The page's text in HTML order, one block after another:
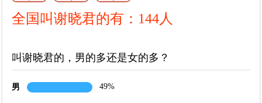
全国叫谢晓君的有： 144人
叫谢晓君的，男的多还是女的多？
男 49%